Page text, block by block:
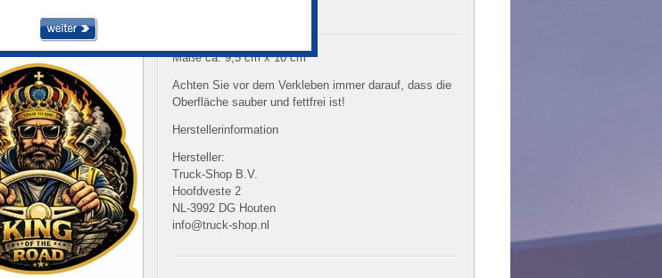
Maße ca. 9,5 cm x 10 cm
Achten Sie vor dem Verkleben immer darauf, dass die
Oberfläche sauber und fettfrei ist!
Herstellerinformation
Hersteller:
Truck-Shop B.V.
Hoofdveste 2
NL-3992 DG Houten
info@truck-shop.nl